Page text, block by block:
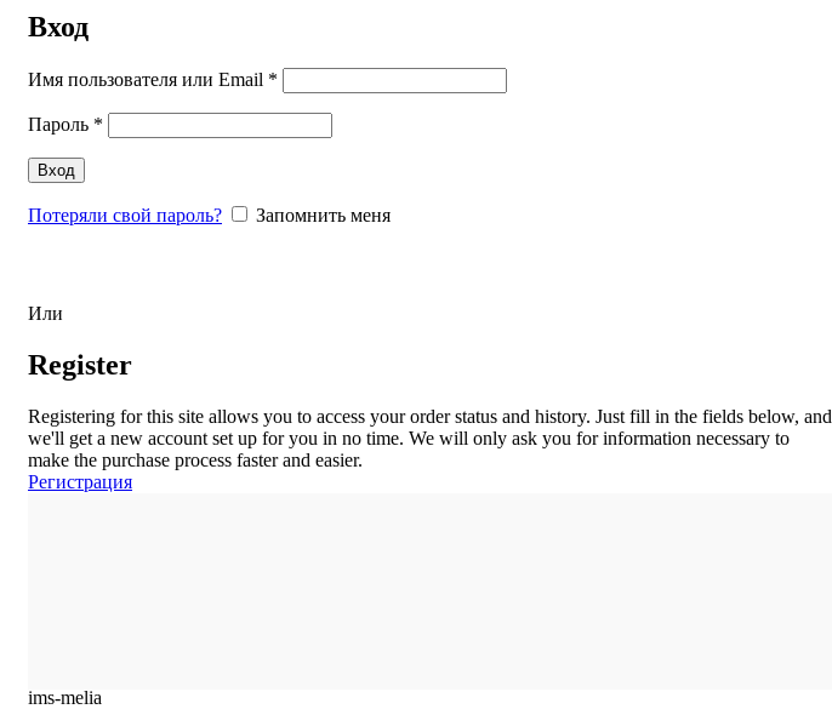
Вход
Имя пользователя или Email *
Пароль *
Вход
Потеряли свой пароль? Запомнить меня
Или
Register
Registering for this site allows you to access your order status and history. Just fill in the fields below, and
we'll get a new account set up for you in no time. We will only ask you for information necessary to
make the purchase process faster and easier.
Регистрация
ims-melia